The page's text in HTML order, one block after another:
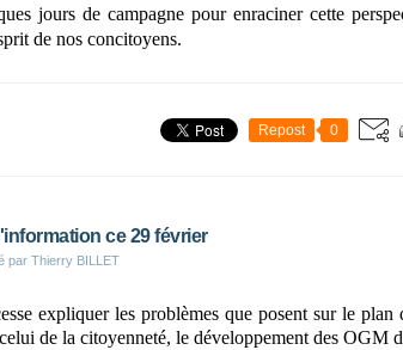
jours de campagne pour enraciner cette
de nos concitoyens.
Repost 0
ce 29 février
par Thierry BILLET
expliquer les problèmes que posent sur le
de la citoyenneté, le développement des OGM